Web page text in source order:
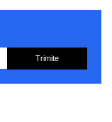
Trimite